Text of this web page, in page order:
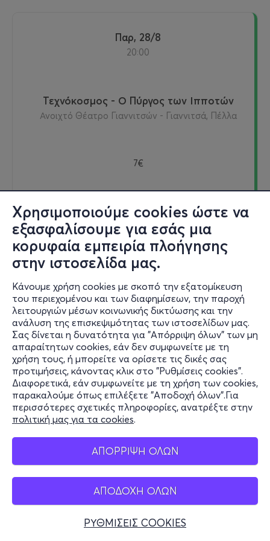
Χρησιμοποιούμε cookies ώστε να
εξασφαλίσουμε για εσάς μια
κορυφαία εμπειρία πλοήγησης
στην ιστοσελίδα μας.
Κάνουμε χρήση cookies με σκοπό την εξατομίκευση
του περιεχομένου και των διαφημίσεων, την παροχή
λειτουργιών μέσων κοινωνικής δικτύωσης και την
ανάλυση της επισκεψιμότητας των ιστοσελίδων μας.
Σας δίνεται η δυνατότητα για "Απόρριψη όλων" των μη
απαραίτητων cookies, εάν δεν συμφωνείτε με τη
χρήση τους, ή μπορείτε να ορίσετε τις δικές σας
προτιμήσεις, κάνοντας κλικ στο "Ρυθμίσεις cookies".
Διαφορετικά, εάν συμφωνείτε με τη χρήση των cookies,
παρακαλούμε όπως επιλέξετε "Αποδοχή όλων".Για
περισσότερες σχετικές πληροφορίες, ανατρέξτε στην
πολιτική μας για τα cookies.
ΑΠΟΡΡΙΨΗ ΟΛΩΝ
ΑΠΟΔΟΧΗ ΟΛΩΝ
ΡΥΘΜΙΣΕΙΣ COOKIES
Παρ, 28/8
20:00
Τεχνόκοσμος - Ο Πύργος των Ιπποτών
Ανοιχτό Θέατρο Γιαννιτσών - Γιαννιτσά, Πέλλα
7€
Εισιτήρια